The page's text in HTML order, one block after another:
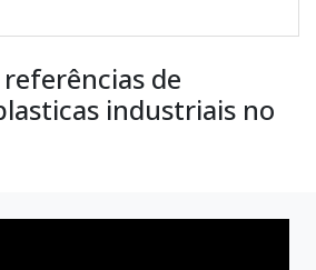
de
industriais no